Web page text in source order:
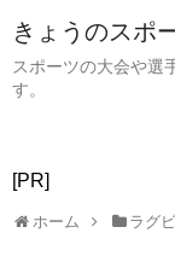
きょうのスポ
スポーツの大会や選
す。
[PR]
ホーム ラグ